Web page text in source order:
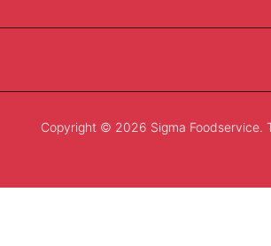
Copyright © 2026 Sigma Foodservice.